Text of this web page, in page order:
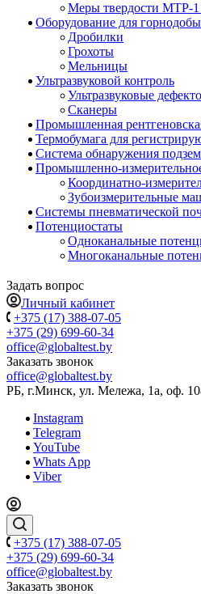
Меры твердости МТР-1
Оборудование для
Дробилки
Грохоты
Мельницы
Ультразвуковой контроль
Ультразвуковые
Сканеры
Промышленная
Термобумага для
Система обнаружения
Промышленно-
Координатно-
Зубоизмерительные
Системы пневматической
Потенциостаты
Одноканальные
Многоканальные
Задать вопрос
Личный кабинет
+375 (17) 388-07-05
+375 (29) 699-60-34
office@globaltest.by
Заказать звонок
office@globaltest.by
РБ, г.Минск, ул. Мележа, 1а, оф.
Instagram
Telegram
YouTube
Whats App
Viber
+375 (17) 388-07-05
+375 (29) 699-60-34
office@globaltest.by
Заказать звонок